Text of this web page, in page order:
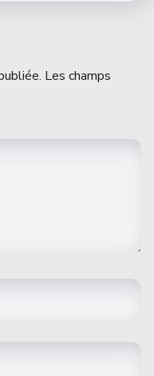
Les champs